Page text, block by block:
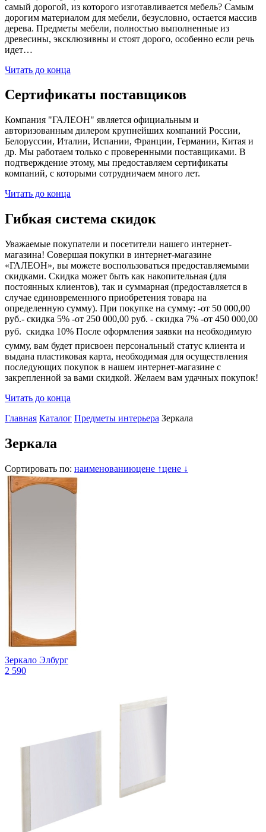
самый дорогой, из которого изготавливается мебель? Самым
дорогим материалом для мебели, безусловно, остается массив
дерева. Предметы мебели, полностью выполненные из
древесины, эксклюзивны и стоят дорого, особенно если речь
идет…
Читать до конца
Сертификаты поставщиков
Компания "ГАЛЕОН" является официальным и
авторизованным дилером крупнейших компаний России,
Белоруссии, Италии, Испании, Франции, Германии, Китая и
др. Мы работаем только с проверенными поставщиками. В
подтверждение этому, мы предоставляем сертификаты
компаний, с которыми сотрудничаем много лет.
Читать до конца
Гибкая система скидок
Уважаемые покупатели и посетители нашего интернет-
магазина! Совершая покупки в интернет-магазине
«ГАЛЕОН», вы можете воспользоваться предоставляемыми
скидками. Скидка может быть как накопительная (для
постоянных клиентов), так и суммарная (предоставляется в
случае единовременного приобретения товара на
определенную сумму). При покупке на сумму: -от 50 000,00
руб.- скидка 5% -от 250 000,00 руб. - скидка 7% -от 450 000,00
руб.  скидка 10% После оформления заявки на необходимую
сумму, вам будет присвоен персональный статус клиента и
выдана пластиковая карта, необходимая для осуществления
последующих покупок в нашем интернет-магазине с
закрепленной за вами скидкой. Желаем вам удачных покупок!
Читать до конца
Главная Каталог Предметы интерьера Зеркала
Зеркала
Сортировать по: наименованиюцене ↑цене ↓
Зеркало Элбург
2 590